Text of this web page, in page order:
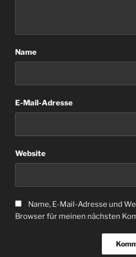
Name
E-Mail-Adresse
Website
Name, E-Mail-Adresse und
Browser für meinen nächsten